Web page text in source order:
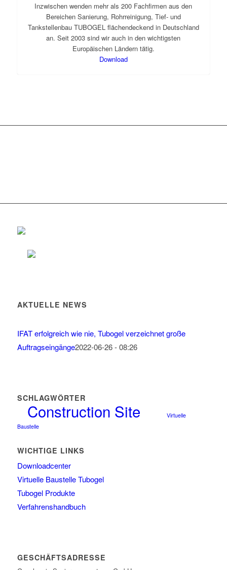
Inzwischen wenden mehr als 200 Fachfirmen aus den
Bereichen Sanierung, Rohrreinigung, Tief- und
Tankstellenbau TUBOGEL flächendeckend in Deutschland
an. Seit 2003 sind wir auch in den wichtigsten
Europäischen Ländern tätig.
Download
AKTUELLE NEWS
IFAT erfolgreich wie nie, Tubogel verzeichnet große
Auftragseingänge2022-06-26 - 08:26
SCHLAGWÖRTER
Construction Site
Virtuelle
Baustelle
WICHTIGE LINKS
Downloadcenter
Virtuelle Baustelle Tubogel
Tubogel Produkte
Verfahrenshandbuch
GESCHÄFTSADRESSE